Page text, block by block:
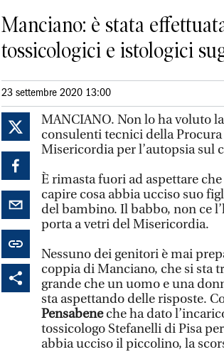
Manciano: è stata
tossicologici e istologici
23 settembre 2020 13:00
MANCIANO. Non lo ha voluto
consulenti tecnici della
Misericordia per l’autopsia sul
È rimasta fuori ad aspettare
capire cosa abbia ucciso suo
del bambino. Il babbo, non ce
porta a vetri del Misericordia.
Nessuno dei genitori è mai
coppia di Manciano, che si sta
grande che un uomo e una
sta aspettando delle risposte.
Pensabeneche ha dato
tossicologo Stefanelli di Pisa
abbia ucciso il piccolino, la